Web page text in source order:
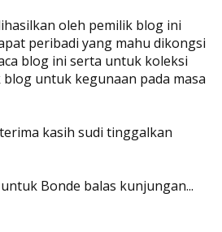
oleh pemilik blog ini
peribadi yang mahu dikongsi
blog ini serta untuk koleksi
untuk kegunaan pada masa
kasih sudi tinggalkan
Bonde balas kunjungan...